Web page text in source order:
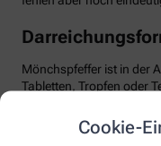
Cookie-
Mönchspfeffer ist in der
Tabletten, Tropfen oder
mg pro Tag. Wichtig:
mindestens über drei